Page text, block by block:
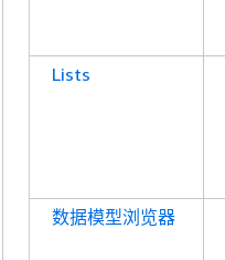
Lists
数据模型浏览器